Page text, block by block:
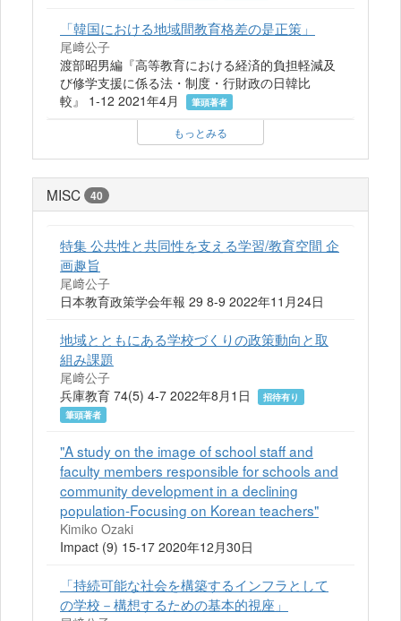
「韓国における地域間教育格差の是正策」
尾﨑公子
渡部昭男編『高等教育における経済的負担軽減及
び修学支援に係る法・制度・行財政の日韓比
較』 1-12 2021年4月
筆頭著者
もっとみる
MISC 40
特集 公共性と共同性を支える学習/教育空間 企
画趣旨
尾﨑公子
日本教育政策学会年報 29 8-9 2022年11月24日
地域とともにある学校づくりの政策動向と取
組み課題
尾﨑公子
兵庫教育 74(5) 4-7 2022年8月1日
招待有り
筆頭著者
"A study on the image of school staff and
faculty members responsible for schools and
community development in a declining
population-Focusing on Korean teachers"
Kimiko Ozaki
Impact (9) 15-17 2020年12月30日
「持続可能な社会を構築するインフラとして
の学校－構想するための基本的視座」